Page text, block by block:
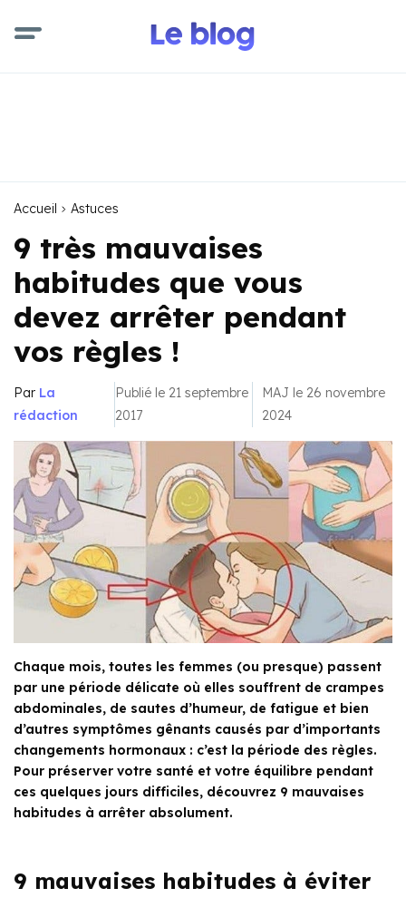
Accueil Astuces
9 très mauvaises
habitudes que vous
devez arrêter pendant
vos règles !
Par La
rédaction
Publié le 21 septembre
2017
MAJ le 26 novembre
2024
Chaque mois, toutes les femmes (ou presque) passent
par une période délicate où elles souffrent de crampes
abdominales, de sautes d’humeur, de fatigue et bien
d’autres symptômes gênants causés par d’importants
changements hormonaux : c’est la période des règles.
Pour préserver votre santé et votre équilibre pendant
ces quelques jours difficiles, découvrez 9 mauvaises
habitudes à arrêter absolument.
9 mauvaises habitudes à éviter